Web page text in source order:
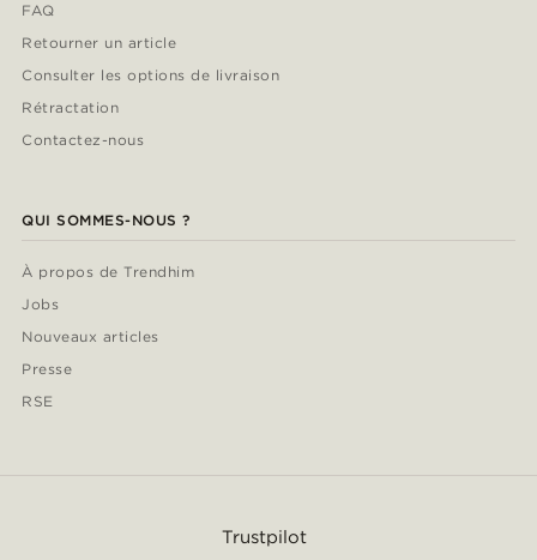
FAQ
Retourner un article
Consulter les options de livraison
Rétractation
Contactez-nous
QUI SOMMES-NOUS ?
À propos de Trendhim
Jobs
Nouveaux articles
Presse
RSE
Trustpilot